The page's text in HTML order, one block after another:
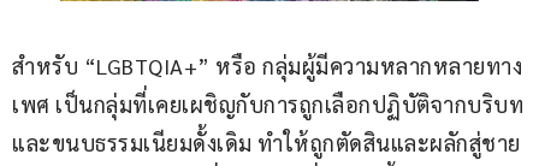
สำหรับ “LGBTQIA+” หรือ กลุ่มผู้มีความหลากหลายทาง
เพศ เป็นกลุ่มที่เคยเผชิญกับการถูกเลือกปฏิบัติจากบริบท
และขนบธรรมเนียมดั้งเดิม ทำให้ถูกตัดสินและผลักสู่ชาย